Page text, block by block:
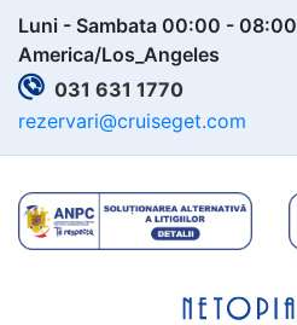
Luni - Sambata 00:00 - 08:00
America/Los_Angeles
031 631 1770
rezervari@cruiseget.com